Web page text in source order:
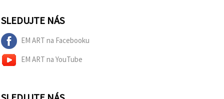
SLEDUJTE NÁS
EM ART na Facebooku
EM ART na YouTube